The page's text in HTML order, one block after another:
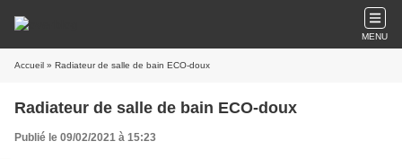
MENU
Accueil » Radiateur de salle de bain ECO-doux
Radiateur de salle de bain ECO-doux
Publié le 09/02/2021 à 15:23